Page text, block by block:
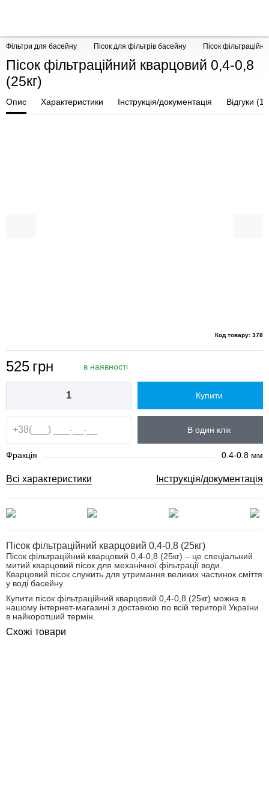
Фільтри для басейну Пісок для фільтрів басейну Пісок
Пісок фільтраційний кварцовий 0,4-0,8
(25кг)
Опис Характеристики Інструкція/документація Відгуки (1)
Код товару: 378
525 грн в наявності
Купити
В один клік
Фракція 0.4-0.8 мм
Всі характеристики Інструкція/документація
Пісок фільтраційний кварцовий 0,4-0,8 (25кг)
Пісок фільтраційний кварцовий 0,4-0,8 (25кг) – це спеціальний
митий кварцовий пісок для механічної фільтрації води.
Кварцовий пісок служить для утримання великих частинок сміття
у воді басейну.
Купити пісок фільтраційний кварцовий 0,4-0,8 (25кг) можна в
нашому інтернет-магазині з доставкою по всій території України
в найкоротший термін.
Схожі товари